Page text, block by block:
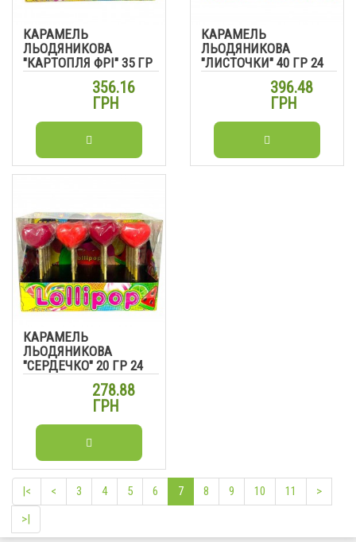
КАРАМЕЛЬ
ЛЬОДЯНИКОВА
"КАРТОПЛЯ ФРІ" 35 ГР
24 ШТ
356.16
ГРН
КАРАМЕЛЬ
ЛЬОДЯНИКОВА
"ЛИСТОЧКИ" 40 ГР 24
ШТ
396.48
ГРН
КАРАМЕЛЬ
ЛЬОДЯНИКОВА
"СЕРДЕЧКО" 20 ГР 24
278.88
ГРН
|< < 3 4 5 6 7 8 9 10 11
>
>|